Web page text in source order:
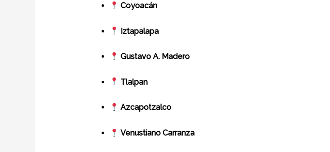
Coyoacán
Iztapalapa
Gustavo A. Madero
Tlalpan
Azcapotzalco
Venustiano Carranza